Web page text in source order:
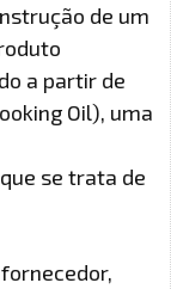
de um
a partir de
Oil), uma
se trata de